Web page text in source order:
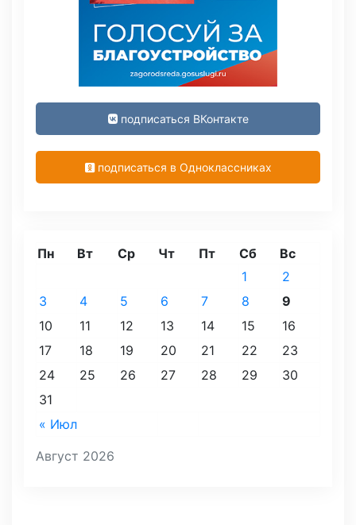
подписаться ВКонтакте
подписаться в Одноклассниках
Август 2026
Пн Вт Ср Чт Пт Сб Вс
« Июл
1
2
3
4 5 6 7 8
9
10
11 12 13 14 15
16
17
18 19 20 21 22
23
24
25 26 27 28 29
30
31